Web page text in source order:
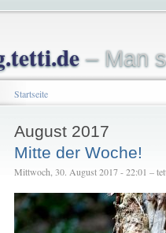
– Man
Startseite
August 2017
Mitte der Woche!
Mittwoch, 30. August 2017 - 22:01 –